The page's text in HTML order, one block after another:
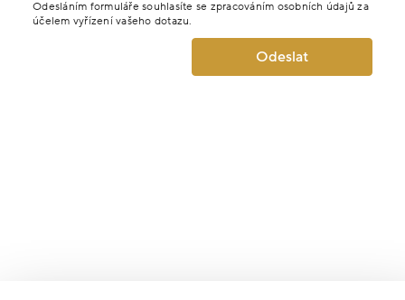
Odesláním formuláře souhlasíte se zpracováním osobních údajů za
účelem vyřízení vašeho dotazu.
Odeslat